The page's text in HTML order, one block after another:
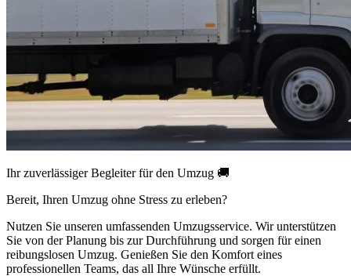
Ihr zuverlässiger Begleiter für den Umzug 🚚
Bereit, Ihren Umzug ohne Stress zu erleben?
Nutzen Sie unseren umfassenden Umzugsservice. Wir unterstützen
Sie von der Planung bis zur Durchführung und sorgen für einen
reibungslosen Umzug. Genießen Sie den Komfort eines
professionellen Teams, das all Ihre Wünsche erfüllt.